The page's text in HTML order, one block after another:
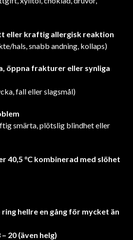
eller kraftig allergisk reaktion
hals, snabb andning, kollaps)
öppna frakturer eller synliga
fall eller slagsmål)
smärta, plötslig blindhet eller
40,5 °C kombinerad med slöhet
ring hellre en gång för mycket än
– 20 (även helg)